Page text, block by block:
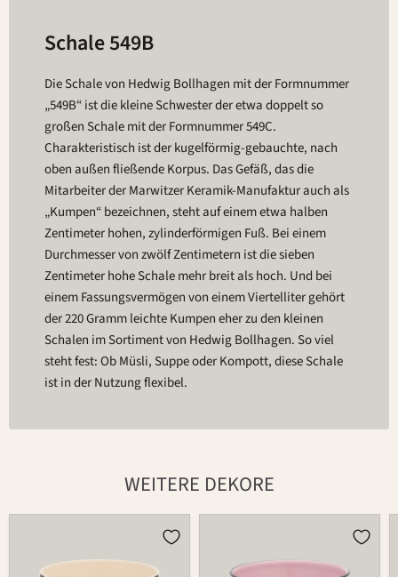
Schale 549B
Die Schale von Hedwig Bollhagen mit der Formnummer
„549B“ ist die kleine Schwester der etwa doppelt so
großen Schale mit der Formnummer 549C.
Charakteristisch ist der kugelförmig-gebauchte, nach
oben außen fließende Korpus. Das Gefäß, das die
Mitarbeiter der Marwitzer Keramik-Manufaktur auch als
„Kumpen“ bezeichnen, steht auf einem etwa halben
Zentimeter hohen, zylinderförmigen Fuß. Bei einem
Durchmesser von zwölf Zentimetern ist die sieben
Zentimeter hohe Schale mehr breit als hoch. Und bei
einem Fassungsvermögen von einem Viertelliter gehört
der 220 Gramm leichte Kumpen eher zu den kleinen
Schalen im Sortiment von Hedwig Bollhagen. So viel
steht fest: Ob Müsli, Suppe oder Kompott, diese Schale
ist in der Nutzung flexibel.
WEITERE DEKORE